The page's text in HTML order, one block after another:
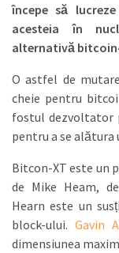
începe să
acesteia în
alternativă
O astfel de
cheie pentru
fostul dezvoltator
pentru a se alătura
Bitcon-XT este un
de Mike Heam,
Hearn este un
block-ului. Gavin
dimensiunea